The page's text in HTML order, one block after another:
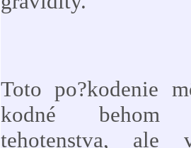
Toto po?kodenie
kodné behom
tehotenstva, ale